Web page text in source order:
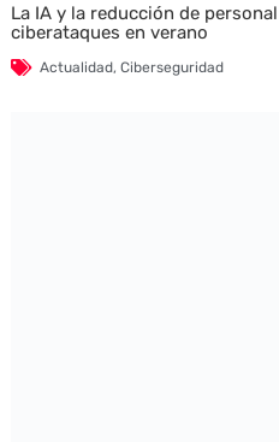
La IA y la reducción de
ciberataques en verano
Actualidad, Ciberseguridad